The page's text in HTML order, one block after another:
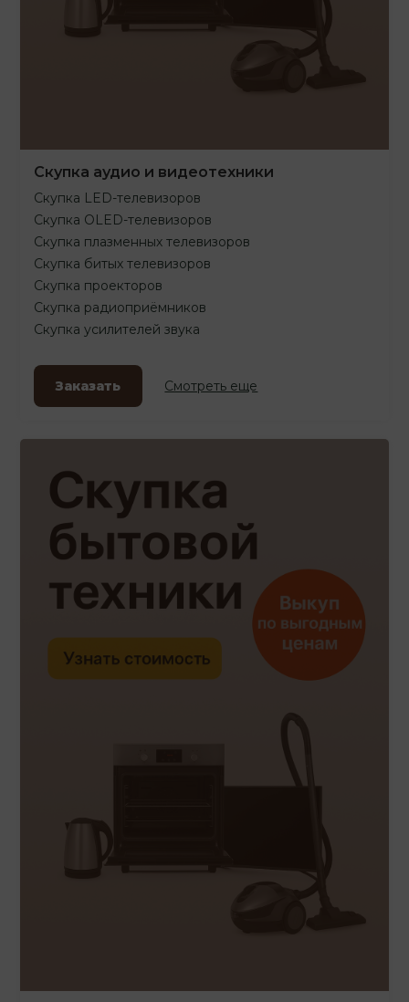
Скупка аудио и видеотехники
Скупка LED-телевизоров
Скупка OLED-телевизоров
Скупка плазменных телевизоров
Скупка битых телевизоров
Скупка проекторов
Скупка радиоприёмников
Скупка усилителей звука
Заказать Смотреть еще